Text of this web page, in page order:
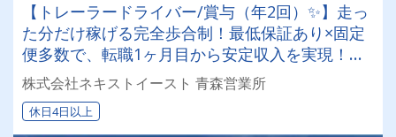
【トレーラードライバー/賞与（年2回）✨】走っ
た分だけ稼げる完全歩合制！最低保証あり×固定
便多数で、転職1ヶ月目から安定収入を実現！定
着率抜群の安定企業で働きませんか？✨
株式会社ネキストイースト 青森営業所
休日4日以上